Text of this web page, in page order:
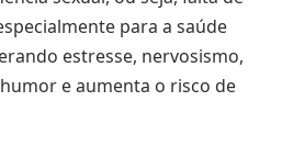
para a saúde
estresse, nervosismo,
e aumenta o risco de